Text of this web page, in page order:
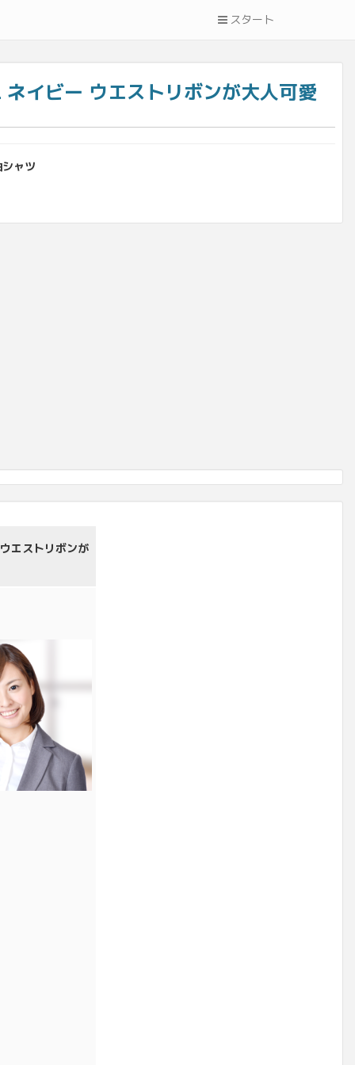
スタート
イビー ウエストリボンが大人可愛
ャツ
エストリボンが